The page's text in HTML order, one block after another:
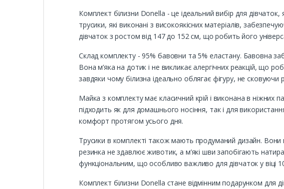
Комплект білизни Donella - це ідеальний вибір для
трусики, які виконані з високоякісних матеріалів,
дівчаток з ростом від 147 до 152 см, що робить його
Склад комплекту - 95% бавовни та 5% еластану. Бавовна
Вона м’яка на дотик і не викликає алергічних реакцій, що
завдяки чому білизна ідеально облягає фігуру, не
Майка з комплекту має класичний крій і виконана в ніжних
підходить як для домашнього носіння, так і для
комфорт протягом усього дня.
Трусики в комплекті також мають продуманий дизайн. Вони
резинка не здавлює животик, а м’які шви запобігають
функціональним, що особливо важливо для дівчаток у віці
Комплект білизни Donella стане відмінним подарунком для